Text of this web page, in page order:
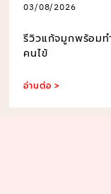
03/08/2026
รีวิวแก้จมูกพร้อมท
คนไข้
อ่านต่อ >